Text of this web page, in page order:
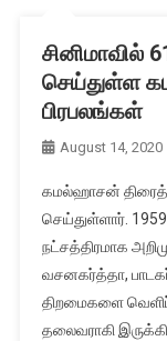
சினிமாவில்
செய்துள்ள
பிரபலங்கள்
August 14, 2020
கமல்ஹாசன்
செய்துள்ளார்.
நட்சத்திரமாக
வசனகர்த்தா,
திறமைகளை
தலைவராகி